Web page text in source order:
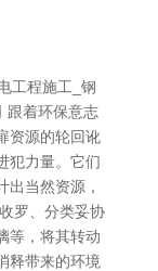
工程施工_钢
跟着环保意志
资源的轮回讹
犯力量。它们
出当然资源，
罗、分类妥协
等，将其转动
释带来的环境